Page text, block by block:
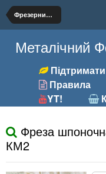
Фрезерний (фрези, розгортки та ін.)
Металічний
Підтримати
Правила
YT!
Фреза
КМ2